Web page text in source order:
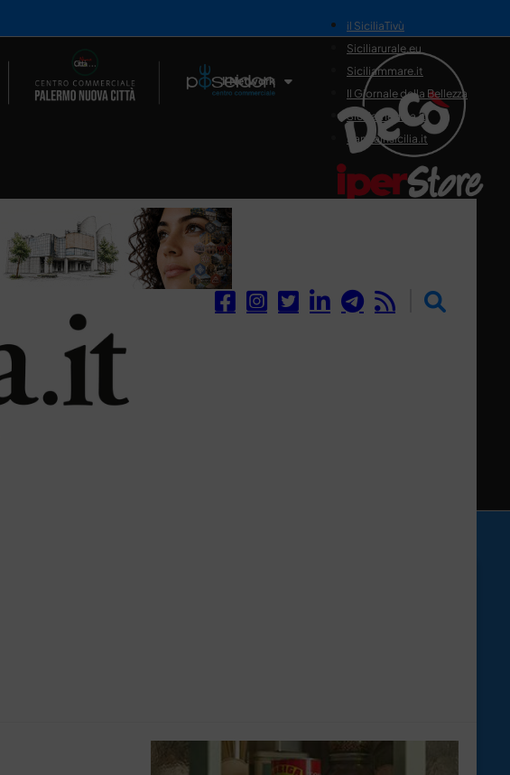
Il Network
il SiciliaTivù
Siciliarurale.eu
Siciliammare.it
Il Giornale della Bellezza
Siciliamedica.it
Sanitainsicilia.it